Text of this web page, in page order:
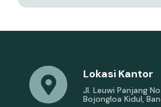
Lokasi Kantor
Jl. Leuwi Panjang
Bojongloa Kidul,